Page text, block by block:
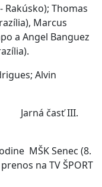
Rakúsko); Thomas
Marcus
a Angel Banguez
Alvin
III.
MŠK Senec (8.
na TV ŠPORT